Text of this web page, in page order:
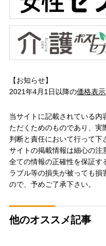
【お知らせ】
2021年4月1日以降の価格表
当サイトに記載されている
ただくためのものであり、
判断と責任において行って下
サイトの掲載情報は細心の注
全ての情報の正確性を保証す
ラブル等の損失が被っても損
ので、予めご了承下さい。
他のオススメ記事